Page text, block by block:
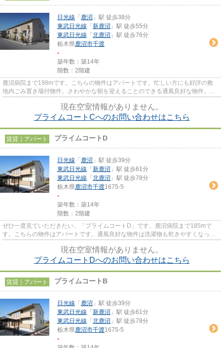
日光線 「 鹿沼 」駅 徒歩38分
東武日光線 「 新鹿沼 」駅 徒歩55分
東武日光線 「 北鹿沼 」駅 徒歩76分
栃木県鹿沼市千渡
-
築年数：築14年
階数：2階建
鹿沼病院まで198mです。こちらの物件はアパートです。忙しい方にも好評の敷
地内ごみ置き場付物件。さわやかな朝を迎えることのできる通風良好な物件。不
現在空室情報がありません。
プライムコートCへのお問い合わせはこちら
賃貸｜アパート プライムコートD
日光線 「 鹿沼 」駅 徒歩39分
東武日光線 「 新鹿沼 」駅 徒歩61分
東武日光線 「 北鹿沼 」駅 徒歩78分
栃木県鹿沼市千渡1675-5
-
築年数：築14年
階数：2階建
ぜひ一度見ていただきたい、「プライムコートD」です。鹿沼病院まで185mで
す。こちらの物件はアパートです。通風良好な物件は洗濯物も乾きやすくなって
現在空室情報がありません。
プライムコートDへのお問い合わせはこちら
賃貸｜アパート プライムコートB
日光線 「 鹿沼 」駅 徒歩39分
東武日光線 「 新鹿沼 」駅 徒歩61分
東武日光線 「 北鹿沼 」駅 徒歩78分
栃木県鹿沼市千渡1675-5
-